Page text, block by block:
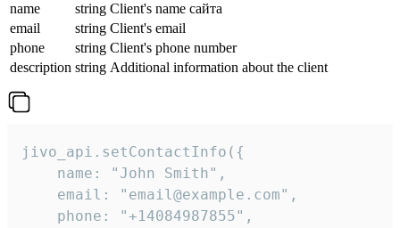
name
string Client's name сайта
email
string Client's email
phone
string Client's phone number
description string Additional information about the client
jivo_api.setContactInfo({
    name: "John Smith",
    email: "email@example.com",
    phone: "+14084987855",